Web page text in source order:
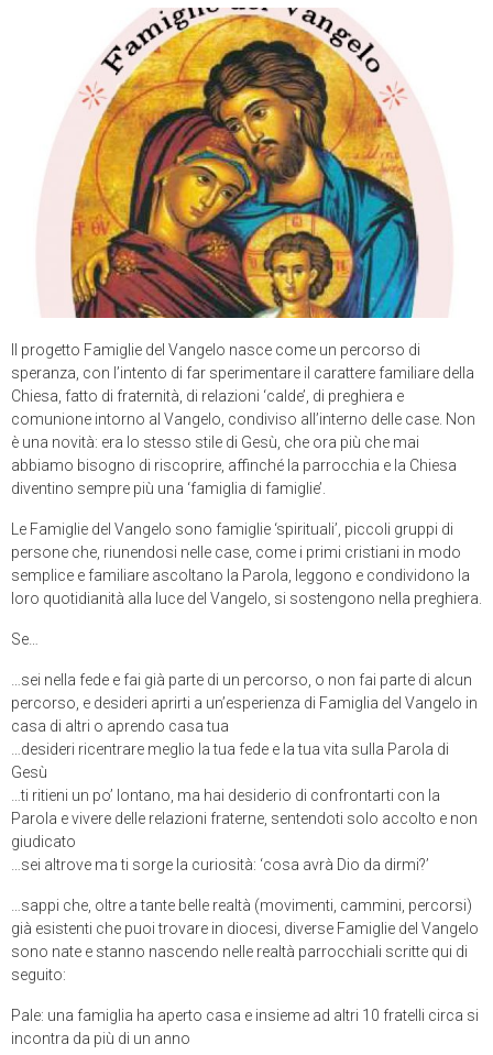
Il progetto Famiglie del Vangelo nasce come un percorso di
speranza, con l’intento di far sperimentare il carattere familiare della
Chiesa, fatto di fraternità, di relazioni ‘calde’, di preghiera e
comunione intorno al Vangelo, condiviso all’interno delle case. Non
è una novità: era lo stesso stile di Gesù, che ora più che mai
abbiamo bisogno di riscoprire, affinché la parrocchia e la Chiesa
diventino sempre più una ‘famiglia di famiglie’.
Le Famiglie del Vangelo sono famiglie ‘spirituali’, piccoli gruppi di
persone che, riunendosi nelle case, come i primi cristiani in modo
semplice e familiare ascoltano la Parola, leggono e condividono la
loro quotidianità alla luce del Vangelo, si sostengono nella preghiera.
Se…
…sei nella fede e fai già parte di un percorso, o non fai parte di alcun
percorso, e desideri aprirti a un’esperienza di Famiglia del Vangelo in
casa di altri o aprendo casa tua
…desideri ricentrare meglio la tua fede e la tua vita sulla Parola di
Gesù
…ti ritieni un po’ lontano, ma hai desiderio di confrontarti con la
Parola e vivere delle relazioni fraterne, sentendoti solo accolto e non
giudicato
…sei altrove ma ti sorge la curiosità: ‘cosa avrà Dio da dirmi?’
…sappi che, oltre a tante belle realtà (movimenti, cammini, percorsi)
già esistenti che puoi trovare in diocesi, diverse Famiglie del Vangelo
sono nate e stanno nascendo nelle realtà parrocchiali scritte qui di
seguito:
Pale: una famiglia ha aperto casa e insieme ad altri 10 fratelli circa si
incontra da più di un anno